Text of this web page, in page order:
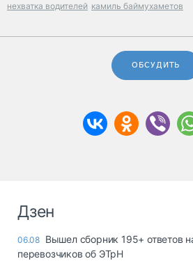
нехватка водителей камиль баймухаметов
ОБСУДИТЬ
Дзен
06.08 Вышел сборник 195+ ответов
перевозчиков об ЭТрН